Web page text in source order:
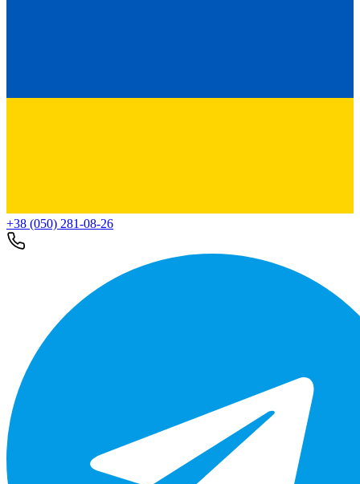
+38 (050) 281-08-26